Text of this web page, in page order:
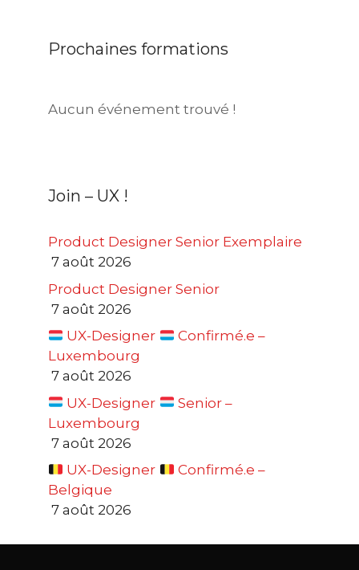
Prochaines formations
Aucun événement trouvé !
Join – UX !
Product Designer Senior Exemplaire
7 août 2026
Product Designer Senior
7 août 2026
UX-Designer
Confirmé.e –
Luxembourg
7 août 2026
UX-Designer
Senior –
Luxembourg
7 août 2026
UX-Designer
Confirmé.e –
Belgique
7 août 2026